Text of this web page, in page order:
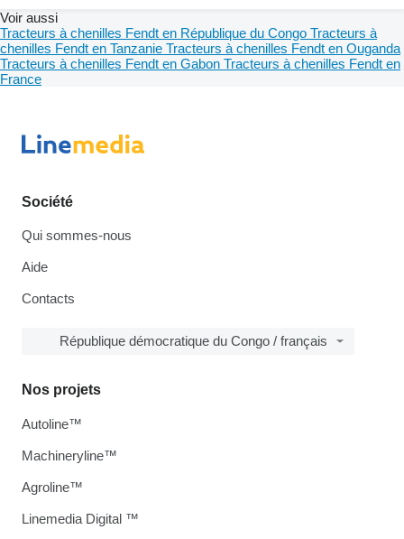
Voir aussi
Tracteurs à chenilles Fendt en République du Congo Tracteurs à
chenilles Fendt en Tanzanie Tracteurs à chenilles Fendt en Ouganda
Tracteurs à chenilles Fendt en Gabon Tracteurs à chenilles Fendt en
France
Société
Qui sommes-nous
Aide
Contacts
République démocratique du Congo / français
Nos projets
Autoline™
Machineryline™
Agroline™
Linemedia Digital ™